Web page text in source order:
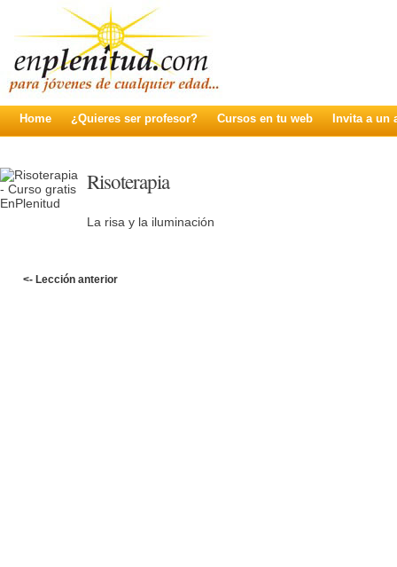
Home ¿Quieres ser profesor? Cursos en tu web Invita a un
Risoterapia
La risa y la iluminación
<- Lección anterior